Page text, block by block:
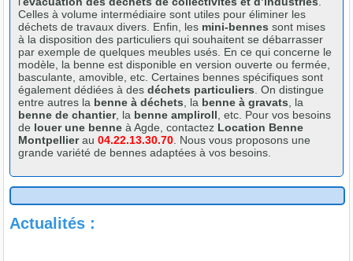
Celles à volume intermédiaire sont utiles pour éliminer les
déchets de travaux divers. Enfin, les mini-bennes sont mises
à la disposition des particuliers qui souhaitent se débarrasser
par exemple de quelques meubles usés. En ce qui concerne le
modèle, la benne est disponible en version ouverte ou fermée,
basculante, amovible, etc. Certaines bennes spécifiques sont
également dédiées à desdéchets particuliers . On distingue
entre autres la benne à déchets , la benne à gravats , la
benne de chantier, la benne ampliroll , etc. Pour vos besoins
de louer une benne à Agde, contactez Location Benne
Montpellierau04.22.13.30.70 . Nous vous proposons une
grande variété de bennes adaptées à vos besoins.
Actualités :